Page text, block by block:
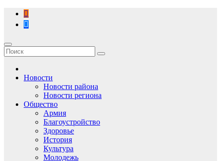
Перейти
содержимому
Новости
Новости района
Новости региона
Общество
Армия
Благоустройство
Здоровье
История
Культура
Молодежь